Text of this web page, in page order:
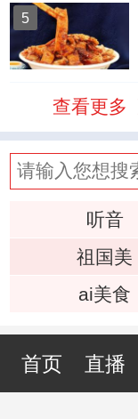
5
查看更多
听音
祖国美
ai美食
首页 直播